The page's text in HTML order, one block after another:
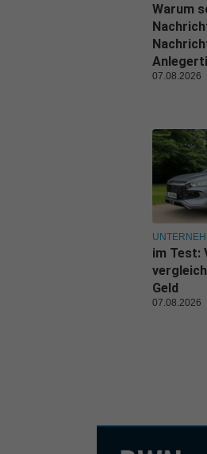
Warum
07.08.2026
im Test:
Geld
07.08.2026